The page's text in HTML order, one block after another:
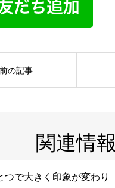
前の記事
関連情報
つで大きく印象が変わり